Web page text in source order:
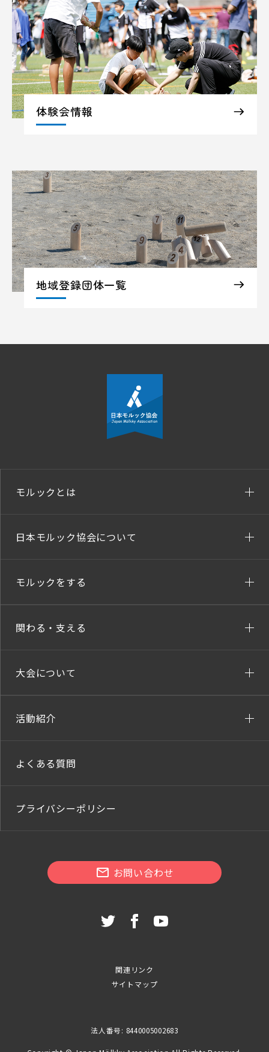
体験会情報
地域登録団体一覧
モルックとは
日本モルック協会について
モルックをする
関わる・支える
大会について
活動紹介
よくある質問
プライバシーポリシー
お問い合わせ
関連リンク
サイトマップ
法人番号: 8440005002683